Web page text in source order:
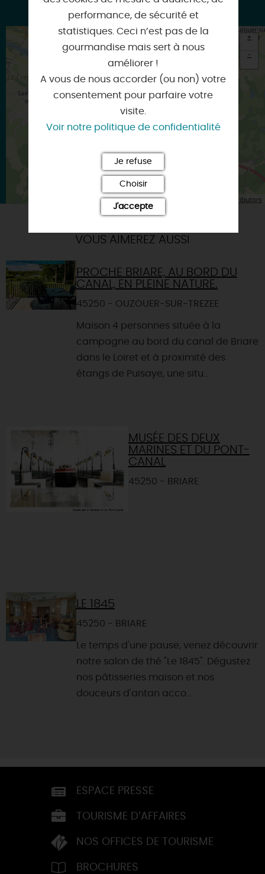
briarecanoe.fr
×
BRIARE
+
-
Leaflet| Map data © OpenStreetMap contributors
VOUS AIMEREZ AUSSI
PROCHE BRIARE, AU BORD DU
CANAL, EN PLEINE NATURE.
45250 - OUZOUER-SUR-TREZEE
Maison 4 personnes située à la
campagne au bord du canal de Briare
dans le Loiret et à proximité des
étangs de Puisaye, une situ...
MUSÉE DES DEUX
MARINES ET DU PONT-
CANAL
45250 - BRIARE
LE 1845
45250 - BRIARE
Le temps d'une pause, venez découvrir
notre salon de thé "Le 1845". Dégustez
nos pâtisseries maison et nos
douceurs d'antan acco...
ESPACE PRESSE
TOURISME D’AFFAIRES
NOS OFFICES DE TOURISME
BROCHURES
performance, de sécurité et
statistiques. Ceci n’est pas de la
gourmandise mais sert à nous
améliorer !
A vous de nous accorder (ou non) votre
consentement pour parfaire votre
visite.
Voir notre politique de confidentialité
Je refuse
Choisir
J'accepte